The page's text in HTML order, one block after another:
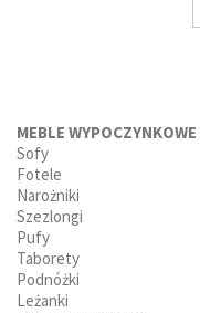
MEBLE WYPOCZYNKOWE
Sofy
Fotele
Narożniki
Szezlongi
Pufy
Taborety
Podnóżki
Leżanki